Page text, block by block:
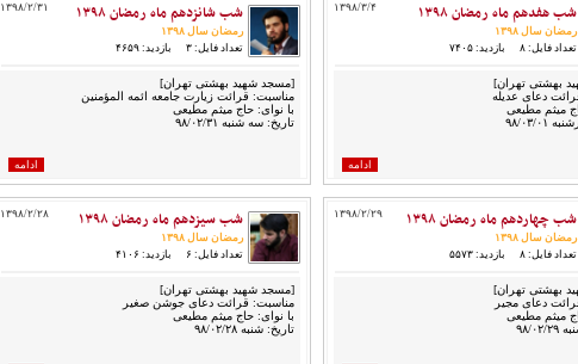
۱۳۹۸/۳/۴ شب هفدهم ماه رمضان ۱۳۹۸
رمضان سال ۱۳۹۸
تعداد فایل: ۸
بازدید: ۷۴۰۵
بهشتی تهران]
دعای عدیله
میثم مطیعی
۰۳/۰۱
ادامه
۱۳۹۸/۲/۳۱ شب شانزدهم ماه رمضان ۱۳۹۸
رمضان سال ۱۳۹۸
تعداد فایل: ۳
بازدید: ۴۶۵۹
[مسجد شهید بهشتی تهران]
مناسبت: قرائت زیارت جامعه ائمه المؤمنین
با نوای: حاج میثم مطیعی
تاریخ: سه شنبه ۹۸/۰۲/۳۱
ادامه
۱۳۹۸/۲/۲۹ شب چهاردهم ماه رمضان ۱۳۹۸
رمضان سال ۱۳۹۸
تعداد فایل: ۸
بازدید: ۵۵۷۳
بهشتی تهران]
دعای مجیر
میثم مطیعی
۲۹
۱۳۹۸/۲/۲۸ شب سیزدهم ماه رمضان ۱۳۹۸
رمضان سال ۱۳۹۸
تعداد فایل: ۶
بازدید: ۴۱۰۶
[مسجد شهید بهشتی تهران]
مناسبت: قرائت دعای جوشن صغیر
با نوای: حاج میثم مطیعی
تاریخ: شنبه ۹۸/۰۲/۲۸